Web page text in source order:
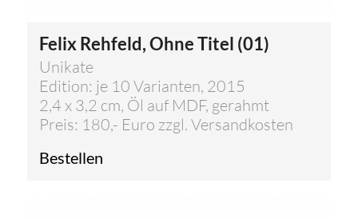
Felix Rehfeld, Ohne Titel (01)
Unikate
Edition: je 10 Varianten, 2015
2,4 x 3,2 cm, Öl auf MDF, gerahmt
Preis: 180,- Euro zzgl. Versandkosten
Bestellen